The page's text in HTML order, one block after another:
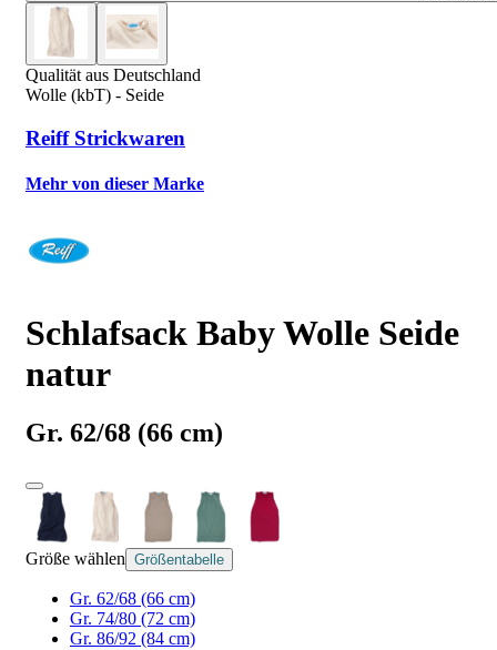
Qualität aus Deutschland
Wolle (kbT) - Seide
Reiff Strickwaren
Mehr von dieser Marke
Schlafsack Baby Wolle Seide
natur
Gr. 62/68 (66 cm)
Größe wählen Größentabelle
Gr. 62/68 (66 cm)
Gr. 74/80 (72 cm)
Gr. 86/92 (84 cm)